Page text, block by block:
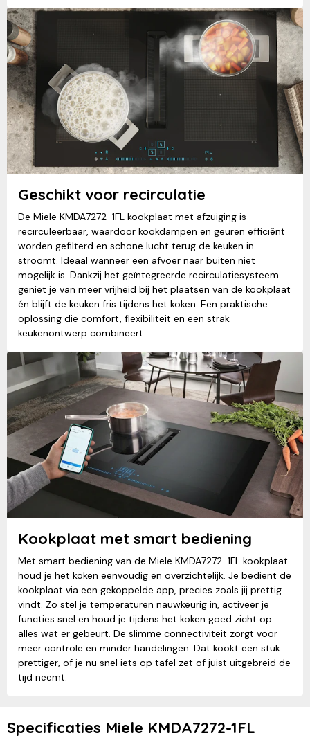
Geschikt voor recirculatie
De Miele KMDA7272-1FL kookplaat met afzuiging is
recirculeerbaar, waardoor kookdampen en geuren efficiënt
worden gefilterd en schone lucht terug de keuken in
stroomt. Ideaal wanneer een afvoer naar buiten niet
mogelijk is. Dankzij het geïntegreerde recirculatiesysteem
geniet je van meer vrijheid bij het plaatsen van de kookplaat
én blijft de keuken fris tijdens het koken. Een praktische
oplossing die comfort, flexibiliteit en een strak
keukenontwerp combineert.
Kookplaat met smart bediening
Met smart bediening van de Miele KMDA7272-1FL kookplaat
houd je het koken eenvoudig en overzichtelijk. Je bedient de
kookplaat via een gekoppelde app, precies zoals jij prettig
vindt. Zo stel je temperaturen nauwkeurig in, activeer je
functies snel en houd je tijdens het koken goed zicht op
alles wat er gebeurt. De slimme connectiviteit zorgt voor
meer controle en minder handelingen. Dat kookt een stuk
prettiger, of je nu snel iets op tafel zet of juist uitgebreid de
tijd neemt.
Specificaties Miele KMDA7272-1FL